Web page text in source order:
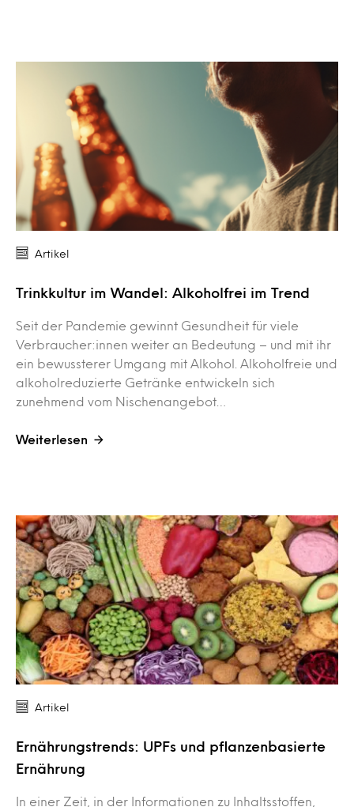
Artikel
Trinkkultur im Wandel: Alkoholfrei im Trend
Seit der Pandemie gewinnt Gesundheit für viele
Verbraucher:innen weiter an Bedeutung – und mit ihr
ein bewussterer Umgang mit Alkohol. Alkoholfreie und
alkoholreduzierte Getränke entwickeln sich
zunehmend vom Nischenangebot…
Weiterlesen
Artikel
Ernährungstrends: UPFs und pflanzenbasierte
Ernährung
In einer Zeit, in der Informationen zu Inhaltsstoffen,